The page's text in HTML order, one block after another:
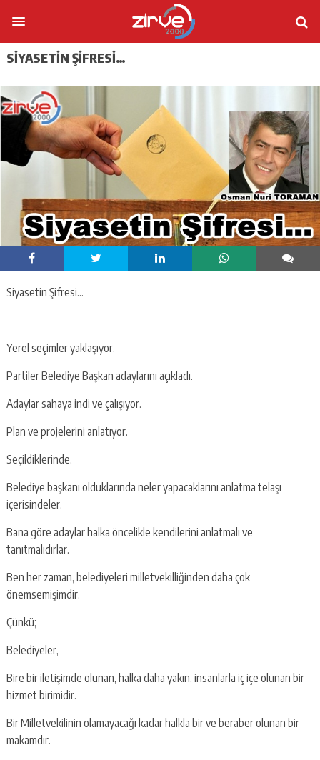
SIYASETIN ŞIFRESI…
Siyasetin Şifresi…
Yerel seçimler yaklaşıyor.
Partiler Belediye Başkan adaylarını açıkladı.
Adaylar sahaya indi ve çalışıyor.
Plan ve projelerini anlatıyor.
Seçildiklerinde,
Belediye başkanı olduklarında neler yapacaklarını anlatma telaşı
içerisindeler.
Bana göre adaylar halka öncelikle kendilerini anlatmalı ve
tanıtmalıdırlar.
Ben her zaman, belediyeleri milletvekilliğinden daha çok
önemsemişimdir.
Çünkü;
Belediyeler,
Bire bir iletişimde olunan, halka daha yakın, insanlarla iç içe olunan bir
hizmet birimidir.
Bir Milletvekilinin olamayacağı kadar halkla bir ve beraber olunan bir
makamdır.